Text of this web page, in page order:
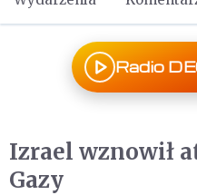
Radio
Izrael wznowił
Gazy